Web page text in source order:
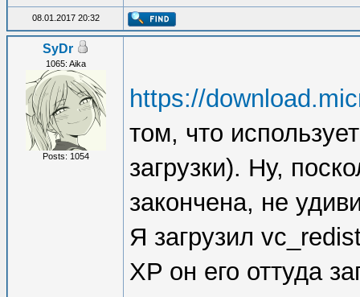
08.01.2017 20:32
SyDr
1065: Aika
Posts: 1054
https://
том, что
загрузки). Ну,
закончена, не
Я загрузил
XP он его оттуда